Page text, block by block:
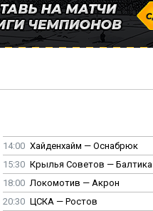
14:00 Хайденхайм — Оснабрюк
15:30 Крылья Советов — Балтика
18:00 Локомотив — Акрон
20:30 ЦСКА — Ростов